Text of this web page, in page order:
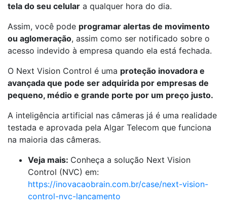
tela do seu celular a qualquer hora do dia.
Assim, você pode programar alertas de movimento
ou aglomeração, assim como ser notificado sobre o
acesso indevido à empresa quando ela está fechada.
O Next Vision Control é uma proteção inovadora e
avançada que pode ser adquirida por empresas de
pequeno, médio e grande porte por um preço justo.
A inteligência artificial nas câmeras já é uma realidade
testada e aprovada pela Algar Telecom que funciona
na maioria das câmeras.
Veja mais: Conheça a solução Next Vision
Control (NVC) em:
https://inovacaobrain.com.br/case/next-vision-
control-nvc-lancamento